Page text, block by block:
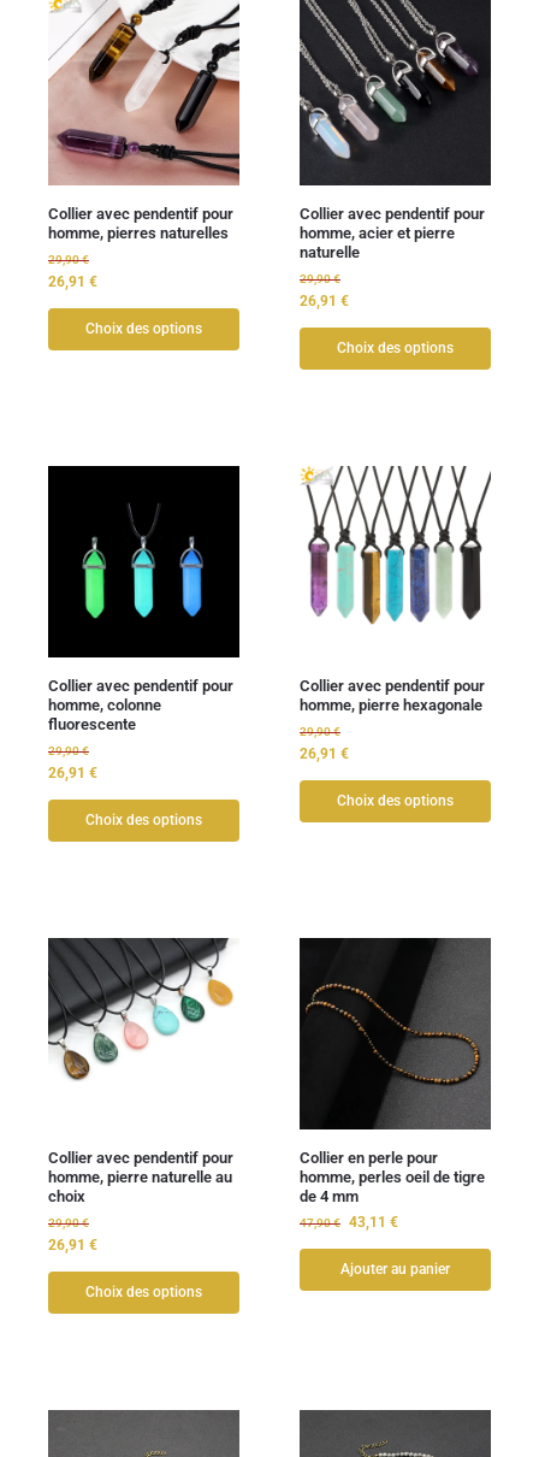
Collier avec pendentif pour
homme, pierres naturelles
29,90€
26,91 €
Choix des options
Collier avec pendentif pour
homme, acier et pierre
naturelle
29,90€
26,91 €
Choix des options
Collier avec pendentif pour
homme, colonne
fluorescente
29,90€
26,91 €
Choix des options
Collier avec pendentif pour
homme, pierre hexagonale
29,90€
26,91 €
Choix des options
Collier avec pendentif pour
homme, pierre naturelle au
choix
29,90€
26,91 €
Choix des options
Collier en perle pour
homme, perles oeil de tigre
de 4 mm
47,90€ 43,11 €
Ajouter au panier